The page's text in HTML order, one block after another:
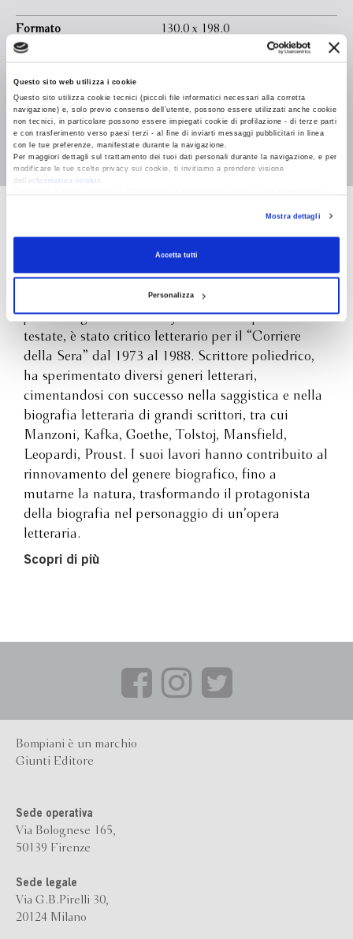
Questo sito web utilizza i cookie
Questo sito utilizza cookie tecnici (piccoli file informatici necessari alla corretta
navigazione) e, solo previo consenso dell’utente, possono essere utilizzati anche cookie
non tecnici, in particolare possono essere impiegati cookie di profilazione - di terze parti
e con trasferimento verso paesi terzi - al fine di inviarti messaggi pubblicitari in linea
con le tue preferenze, manifestate durante la navigazione.
Per maggiori dettagli sul trattamento dei tuoi dati personali durante la navigazione, e per
modificare le tue scelte privacy sui cookie, ti invitiamo a prendere visione
dell’
informativa cookie
RevocaMostra dettagli
Accetta tutti
Personalizza
fondatori della civiltà giudaico-cristiana e di quella islamica
fino all’antisemitismo e ai tragici fatti del Novecento, Pietro
Citati ci conduce, con la leggerezza del racconto, in un
viaggio attraverso mari, oceani, città, deserti, re, imperatori,
santi, mistici e assassini in una ricerca, attuale e
fondamentale oggi come non mai, della comune eredità
spirituale di Israele e dell’Islam e dell’affascinante diversità
tra le diverse tradizioni.
Formato 130.0 x 198.0
Pagine
In libreria da Giugno 2026
Isbn 9788830155466
Pietro Citati (1930-2022) è stato scrittore, saggista,
critico letterario e biografo, Premio Strega nel 1984
per la biografia di Tolstoj. Giornalista per varie
testate, è stato critico letterario per il “Corriere
della Sera” dal 1973 al 1988. Scrittore poliedrico,
ha sperimentato diversi generi letterari,
cimentandosi con successo nella saggistica e nella
biografia letteraria di grandi scrittori, tra cui
Manzoni, Kafka, Goethe, Tolstoj, Mansfield,
Leopardi, Proust. I suoi lavori hanno contribuito al
rinnovamento del genere biografico, fino a
mutarne la natura, trasformando il protagonista
della biografia nel personaggio di un’opera
letteraria.
Scopri di più
Bompiani è un marchio
Giunti Editore
Sede operativa
Via Bolognese 165,
50139 Firenze
Sede legale
Via G.B.Pirelli 30,
20124 Milano